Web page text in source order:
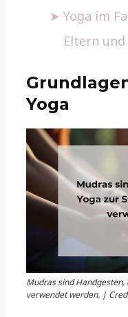
Yoga im
Eltern
Yoga
Mudras sind
verwendet werden. |